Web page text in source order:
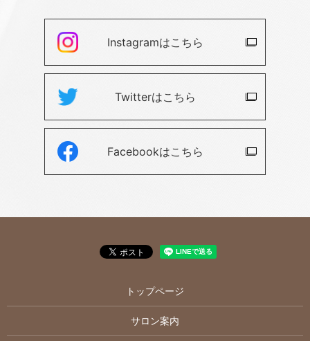
Instagramはこちら
Twitterはこちら
Facebookはこちら
トップページ
サロン案内